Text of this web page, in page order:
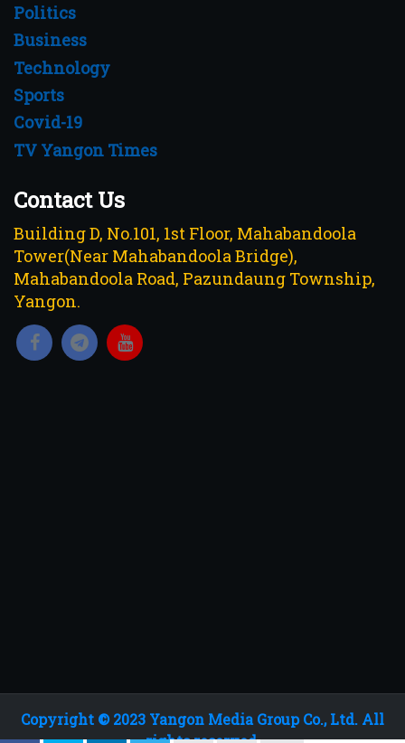
Politics
Business
Technology
Sports
Covid-19
TV Yangon Times
Contact Us
Building D, No.101, 1st Floor, Mahabandoola
Tower(Near Mahabandoola Bridge),
Mahabandoola Road, Pazundaung Township,
Yangon.
Copyright © 2023 Yangon Media Group Co., Ltd. All